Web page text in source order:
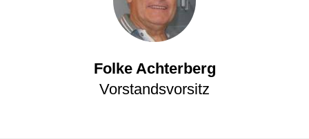
Folke Achterberg
Vorstandsvorsitz